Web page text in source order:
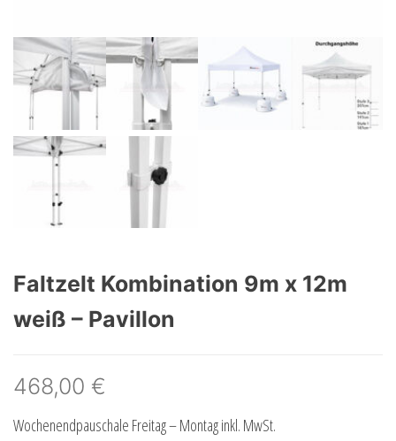
Faltzelt Kombination 9m x 12m
weiß – Pavillon
468,00 €
Wochenendpauschale Freitag – Montag inkl. MwSt.